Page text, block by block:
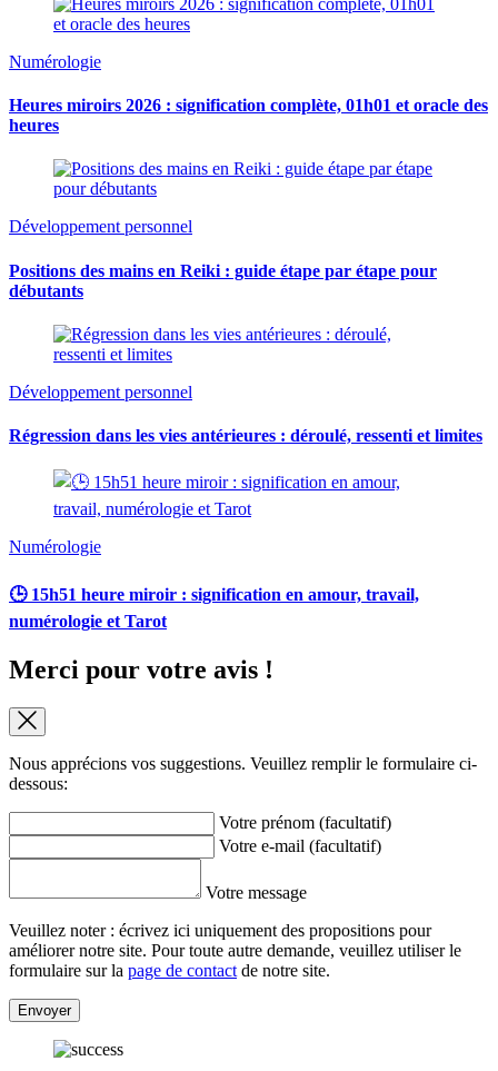
Numérologie
Heures miroirs 2026 : signification complète, 01h01 et oracle des
heures
Développement personnel
Positions des mains en Reiki : guide étape par étape pour
débutants
Développement personnel
Régression dans les vies antérieures : déroulé, ressenti et limites
Numérologie
🕒 15h51 heure miroir : signification en amour, travail,
numérologie et Tarot
Merci pour votre avis !
Nous apprécions vos suggestions. Veuillez remplir le formulaire ci-
dessous:
Votre prénom (facultatif)
Votre e-mail (facultatif)
Votre message
Veuillez noter : écrivez ici uniquement des propositions pour
améliorer notre site. Pour toute autre demande, veuillez utiliser le
formulaire sur la page de contact de notre site.
Envoyer